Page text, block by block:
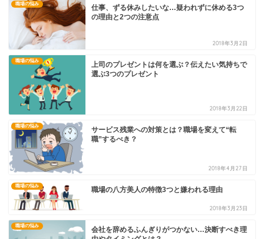
職場の悩み
仕事、ずる休みしたいな…疑われずに休める3つ
の理由と2つの注意点
2018年3月2日
職場の悩み
上司のプレゼントは何を選ぶ？伝えたい気持ちで
選ぶ3つのプレゼント
2018年3月22日
職場の悩み
サービス残業への対策とは？職場を変えて“転
職”するべき？
2018年4月27日
職場の悩み 職場の八方美人の特徴3つと嫌われる理由
2018年3月23日
職場の悩み
会社を辞めるふんぎりがつかない…決断すべき理